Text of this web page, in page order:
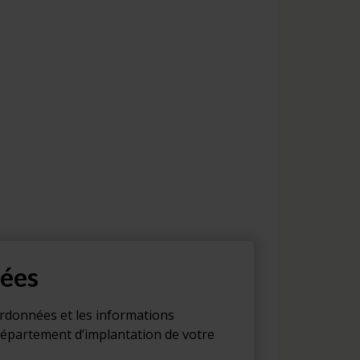
et les informations
d’implantation de votre